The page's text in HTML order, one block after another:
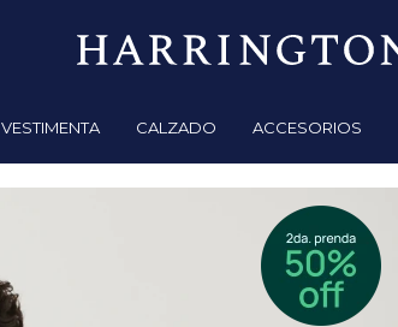
VESTIMENTA CALZADO ACCESORIOS